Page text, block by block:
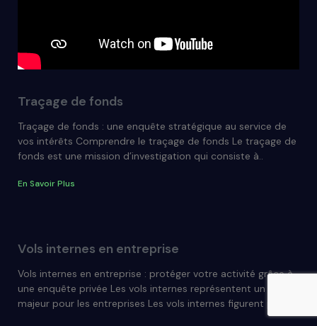
Traçage de fonds
Traçage de fonds : une enquête stratégique au service de
vos intérêts Comprendre le traçage de fonds Le traçage de
fonds est une mission d’investigation qui consiste à..
En Savoir Plus
Vols internes en entreprise
Vols internes en entreprise : protéger votre activité grâce à
une enquête privée Les vols internes représentent un risque
majeur pour les entreprises Les vols internes figurent parmi..